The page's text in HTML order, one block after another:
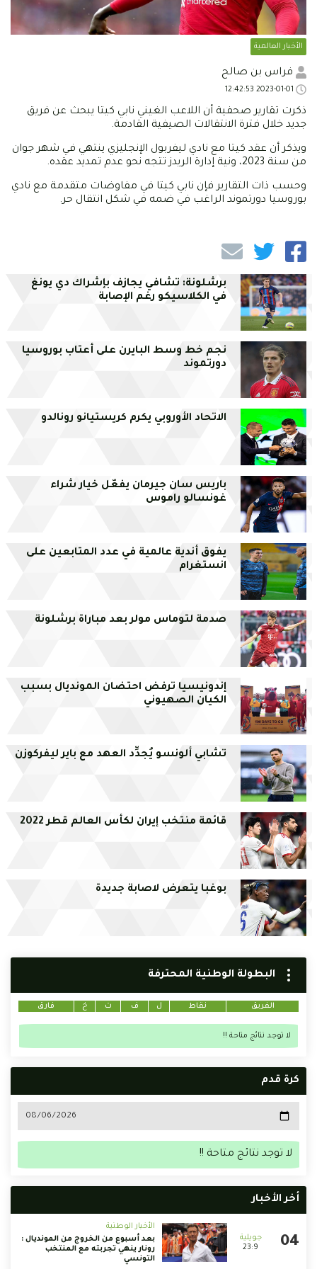
الأخبار العالمية
فراس بن صالح
ذكرت تقارير صحفية أن اللاعب الغيني نابي كيتا يبحث عن فريق
جديد خلال فترة الانتقالات الصيفية القادمة.
ويذكر أن عقد كيتا مع نادي ليفربول الإنجليزي ينتهي في شهر جوان
من سنة 2023، ونية إدارة الريدز تتجه نحو عدم تمديد عقده.
وحسب ذات التقارير فإن نابي كيتا في مفاوضات متقدمة مع نادي
بوروسيا دورتموند الراغب في ضمه في شكل انتقال حر.
برشلونة: تشافي يجازف بإشراك دي يونغ
في الكلاسيكو رغم الإصابة
نجم خط وسط البايرن على أعتاب بوروسيا
دورتموند
الاتحاد الأوروبي يكرم كريستيانو رونالدو
باريس سان جيرمان يفعّل خيار شراء
غونسالو راموس
يفوق أندية عالمية في عدد المتابعين على
انستغرام
صدمة لتوماس مولر بعد مباراة برشلونة
إندونيسيا ترفض احتضان المونديال بسبب
الكيان الصهيوني
تشابي ألونسو يُجدِّد العهد مع باير ليفركوزن
قائمة منتخب إيران لكأس العالم قطر 2022
بوغبا يتعرض لاصابة جديدة
البطولة الوطنية المحترفة
الفريق نقاط ل ف ت خ فارق
لا توجد نتائج متاحة !!
كرة قدم
لا توجد نتائج متاحة !!
أخر الأخبار
23:9
الأخبار الوطنية
بعد أسبوع من الخروج من المونديال :
رونار ينهي تجربته مع المنتخب
التونسي